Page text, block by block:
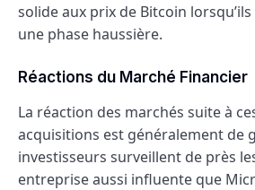
solide aux prix de Bitcoin
une phase haussière.
Réactions du Marché Financier
La réaction des marchés suite à
acquisitions est généralement de
investisseurs surveillent de près
entreprise aussi influente que